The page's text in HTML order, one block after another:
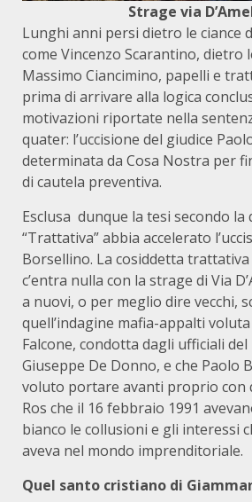
Strage via
Lunghi anni persi dietro le ciance
come Vincenzo Scarantino, dietro
Massimo Ciancimino, papelli e
prima di arrivare alla logica
motivazioni riportate nella
quater: l’uccisione del giudice
determinata da Cosa Nostra per
di cautela preventiva.
Esclusa dunque la tesi secondo la
“Trattativa” abbia accelerato
Borsellino. La cosiddetta
c’entra nulla con la strage di Via
a nuovi, o per meglio dire vecchi,
quell’indagine mafia-appalti
Falcone, condotta dagli ufficiali
Giuseppe De Donno, e che Paolo
voluto portare avanti proprio con
Ros che il 16 febbraio 1991
bianco le collusioni e gli interessi
aveva nel mondo imprenditoriale.
Quel santo cristiano di